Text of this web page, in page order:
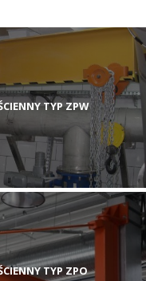
TYP ZPW
TYP ZPO